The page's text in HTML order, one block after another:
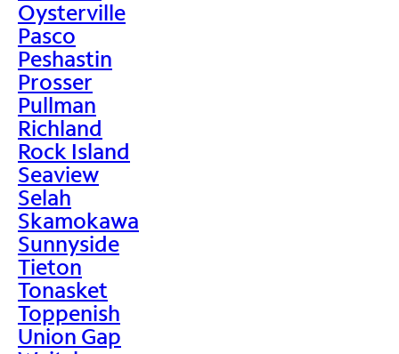
Oysterville
Pasco
Peshastin
Prosser
Pullman
Richland
Rock Island
Seaview
Selah
Skamokawa
Sunnyside
Tieton
Tonasket
Toppenish
Union Gap